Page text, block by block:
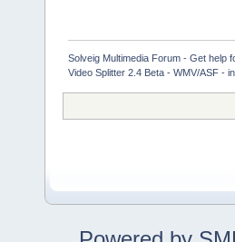
Solveig Multimedia Forum - Get help
Video Splitter 2.4 Beta - WMV/ASF -